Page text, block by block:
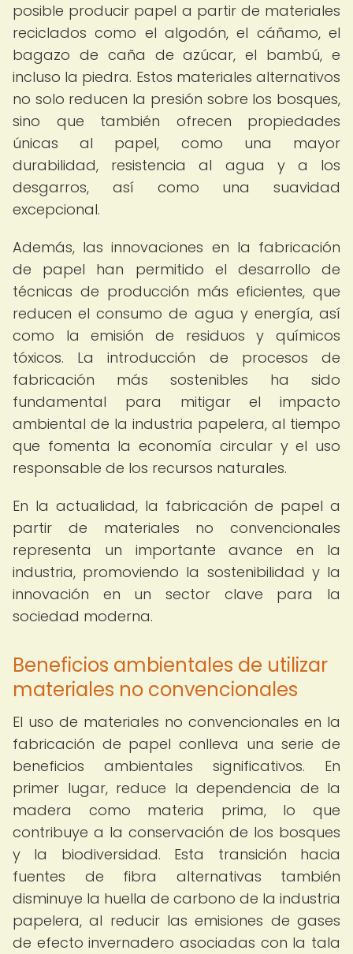
posible producir papel a partir de materiales
reciclados como el algodón, el cáñamo, el
bagazo de caña de azúcar, el bambú, e
incluso la piedra. Estos materiales alternativos
no solo reducen la presión sobre los bosques,
sino que también ofrecen propiedades
únicas al papel, como una mayor
durabilidad, resistencia al agua y a los
desgarros, así como una suavidad
excepcional.
Además, las innovaciones en la fabricación
de papel han permitido el desarrollo de
técnicas de producción más eficientes, que
reducen el consumo de agua y energía, así
como la emisión de residuos y químicos
tóxicos. La introducción de procesos de
fabricación más sostenibles ha sido
fundamental para mitigar el impacto
ambiental de la industria papelera, al tiempo
que fomenta la economía circular y el uso
responsable de los recursos naturales.
En la actualidad, la fabricación de papel a
partir de materiales no convencionales
representa un importante avance en la
industria, promoviendo la sostenibilidad y la
innovación en un sector clave para la
sociedad moderna.
Beneficios ambientales de utilizar
materiales no convencionales
El uso de materiales no convencionales en la
fabricación de papel conlleva una serie de
beneficios ambientales significativos. En
primer lugar, reduce la dependencia de la
madera como materia prima, lo que
contribuye a la conservación de los bosques
y la biodiversidad. Esta transición hacia
fuentes de fibra alternativas también
disminuye la huella de carbono de la industria
papelera, al reducir las emisiones de gases
de efecto invernadero asociadas con la tala